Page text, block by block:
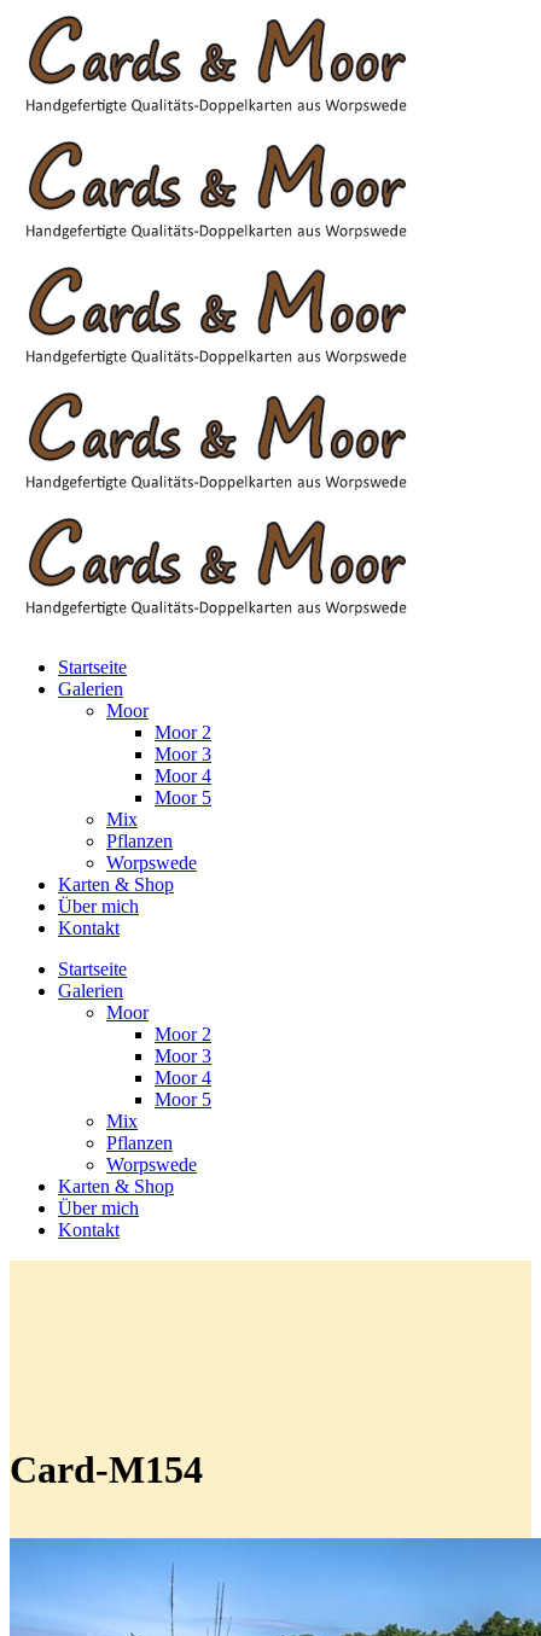
Startseite
Galerien
Moor
Moor 2
Moor 3
Moor 4
Moor 5
Mix
Pflanzen
Worpswede
Karten & Shop
Über mich
Kontakt
Startseite
Galerien
Moor
Moor 2
Moor 3
Moor 4
Moor 5
Mix
Pflanzen
Worpswede
Karten & Shop
Über mich
Kontakt
Card-M154